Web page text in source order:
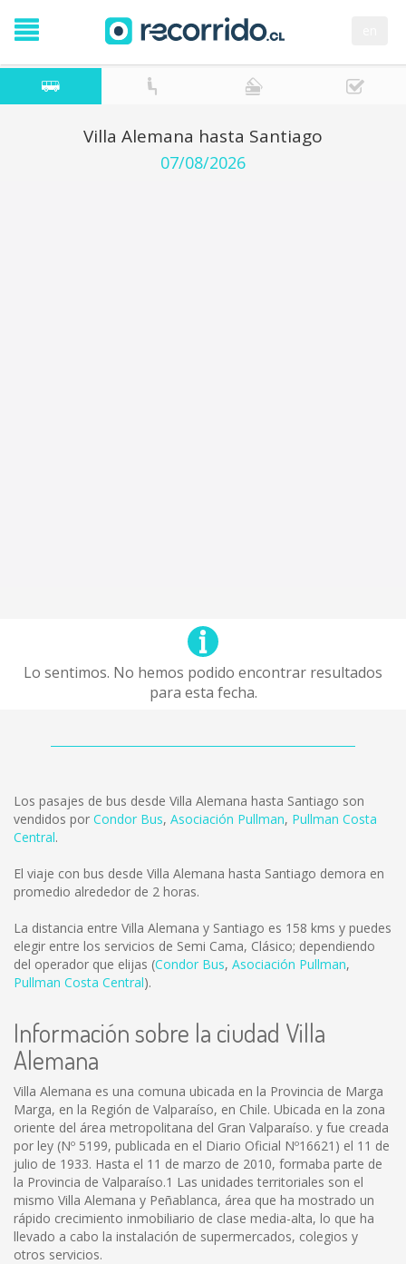
Villa Alemana hasta Santiago
07/08/2026
Lo sentimos. No hemos podido encontrar resultados
para esta fecha.
Los pasajes de bus desde Villa Alemana hasta Santiago son
vendidos por Condor Bus, Asociación Pullman, Pullman Costa
Central.
El viaje con bus desde Villa Alemana hasta Santiago demora en
promedio alrededor de 2 horas.
La distancia entre Villa Alemana y Santiago es 158 kms y puedes
elegir entre los servicios de Semi Cama, Clásico; dependiendo
del operador que elijas (Condor Bus, Asociación Pullman,
Pullman Costa Central).
Información sobre la ciudad Villa
Alemana
Villa Alemana es una comuna ubicada en la Provincia de Marga
Marga, en la Región de Valparaíso, en Chile. Ubicada en la zona
oriente del área metropolitana del Gran Valparaíso. y fue creada
por ley (Nº 5199, publicada en el Diario Oficial Nº16621) el 11 de
julio de 1933. Hasta el 11 de marzo de 2010, formaba parte de
la Provincia de Valparaíso.1 Las unidades territoriales son el
mismo Villa Alemana y Peñablanca, área que ha mostrado un
rápido crecimiento inmobiliario de clase media-alta, lo que ha
llevado a cabo la instalación de supermercados, colegios y
otros servicios.